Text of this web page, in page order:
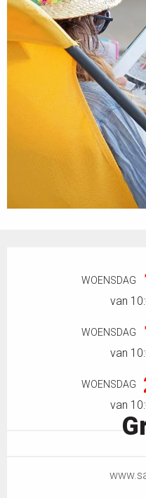
WOENSDAG
van
WOENSDAG
van
WOENSDAG
van